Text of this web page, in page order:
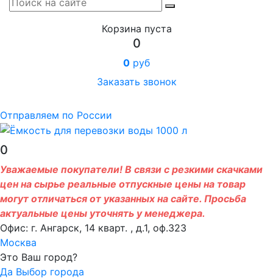
Корзина пуста
0
0 руб
Заказать звонок
Отправляем по России
0
Уважаемые покупатели! В связи с резкими скачками
цен на сырье реальные отпускные цены на товар
могут отличаться от указанных на сайте. Просьба
актуальные цены уточнять у менеджера.
Офис: г. Ангарск, 14 кварт. , д.1, оф.323
Москва
Это Ваш город?
Да Выбор города